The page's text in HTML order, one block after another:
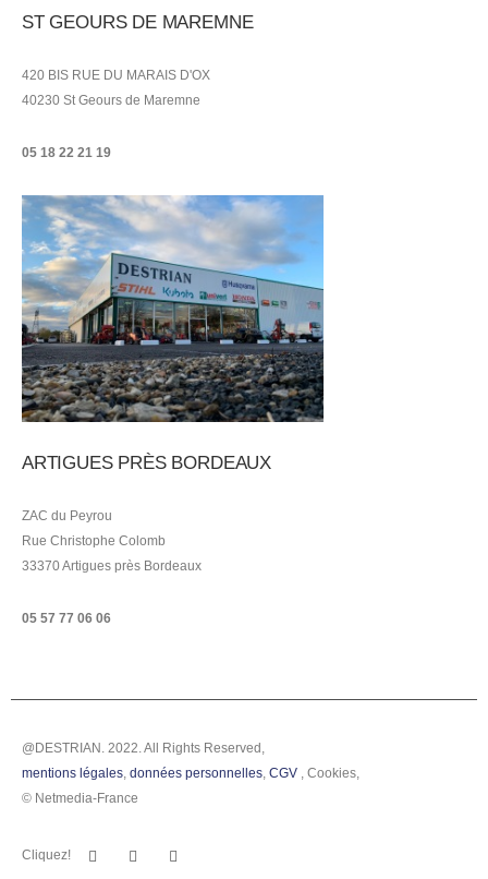
ST GEOURS DE MAREMNE
420 BIS RUE DU MARAIS D'OX
40230 St Geours de Maremne
05 18 22 21 19
ARTIGUES PRÈS BORDEAUX
ZAC du Peyrou
Rue Christophe Colomb
33370 Artigues près Bordeaux
05 57 77 06 06
@DESTRIAN. 2022. All Rights Reserved,
mentions légales données personnelles CGV Cookies
© Netmedia-France
Cliquez!